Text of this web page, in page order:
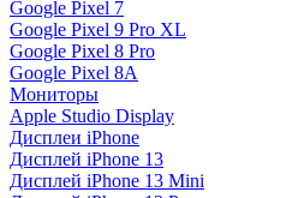
Google Pixel 7
Google Pixel 9 Pro XL
Google Pixel 8 Pro
Google Pixel 8A
Мониторы
Apple Studio Display
Дисплеи iPhone
Дисплей iPhone 13
Дисплей iPhone 13 Mini